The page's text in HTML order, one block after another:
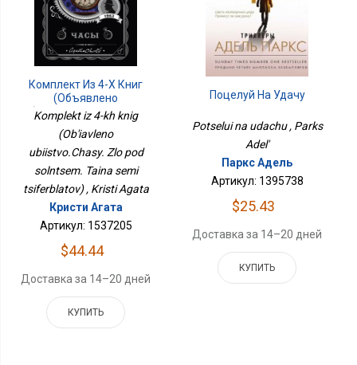
Комплект Из 4-Х Книг
(Объявлено
Убийство.Часы. Зло Под
Солнцем. Тайна Семи
Циферблатов)
Komplekt iz 4-kh knig
(Ob'iavleno
ubiistvo.Chasy. Zlo pod
solntsem. Taina semi
tsiferblatov) , Kristi Agata
Кристи Агата
Артикул: 1537205
$44.44
Доставка за 14–20 дней
КУПИТЬ
Поцелуй На Удачу
Potselui na udachu , Parks
Adel'
Паркс Адель
Артикул: 1395738
$25.43
Доставка за 14–20 дней
КУПИТЬ